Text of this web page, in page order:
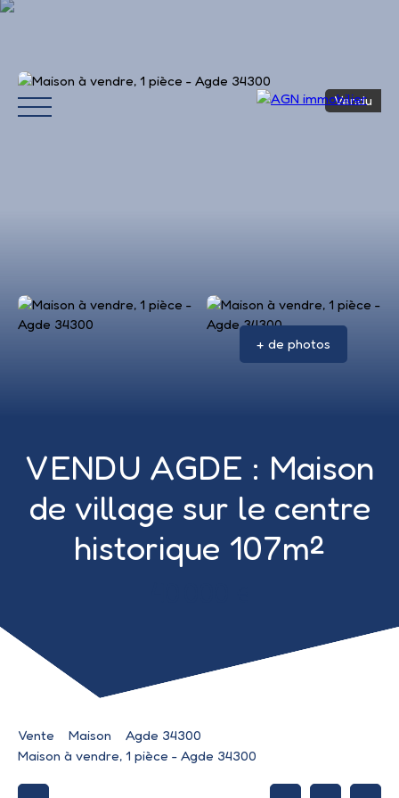
Accueil Louer Vendre
Vendu
+ de photos
VENDU AGDE : Maison
de village sur le centre
historique 107m²
Vente Maison
Agde 34300
Maison à vendre, 1 pièce - Agde 34300